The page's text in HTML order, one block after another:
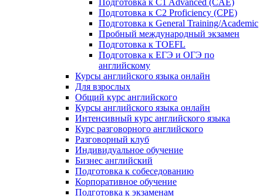
Подготовка к C2 Proficiency (CPE)
Подготовка к General Training/Academic
Пробный международный экзамен
Подготовка к TOEFL
Подготовка к ЕГЭ и ОГЭ по
английскому
Курсы английского языка онлайн
Для взрослых
Общий курс английского
Курсы английского языка онлайн
Интенсивный курс английского языка
Курс разговорного английского
Разговорный клуб
Индивидуальное обучение
Бизнес английский
Подготовка к собеседованию
Корпоративное обучение
Подготовка к экзаменам